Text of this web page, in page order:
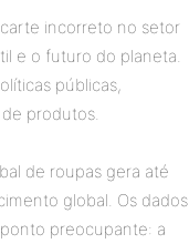
incorreto no setor
e o futuro do planeta.
públicas,
produtos.
de roupas gera até
global. Os dados
preocupante: a